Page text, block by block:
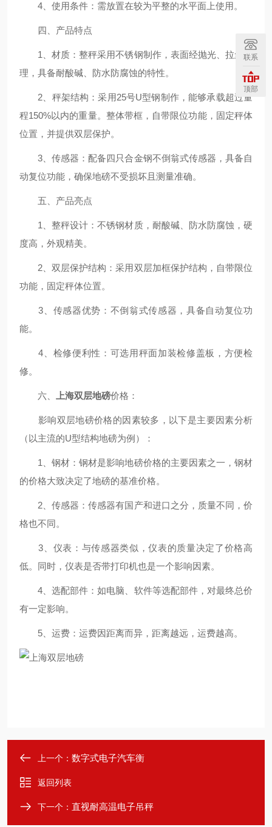
4、使用条件：需放置在较为平整的水平面上使用。
四、产品特点
1、材质：整秤采用不锈钢制作，表面经抛光、拉丝处
理，具备耐酸碱、防水防腐蚀的特性。
2、秤架结构：采用25号U型钢制作，能够承载超过量
程150%以内的重量。整体带框，自带限位功能，固定秤体
位置，并提供双层保护。
3、传感器：配备四只合金钢不倒翁式传感器，具备自
动复位功能，确保地磅不受损坏且测量准确。
五、产品亮点
1、整秤设计：不锈钢材质，耐酸碱、防水防腐蚀，硬
度高，外观精美。
2、双层保护结构：采用双层加框保护结构，自带限位
功能，固定秤体位置。
3、传感器优势：不倒翁式传感器，具备自动复位功
能。
4、检修便利性：可选用秤面加装检修盖板，方便检
修。
六、 上海双层地磅价格：
影响双层地磅价格的因素较多，以下是主要因素分析
（以主流的U型结构地磅为例）：
1、钢材：钢材是影响地磅价格的主要因素之一，钢材
的价格大致决定了地磅的基准价格。
2、传感器：传感器有国产和进口之分，质量不同，价
格也不同。
3、仪表：与传感器类似，仪表的质量决定了价格高
低。同时，仪表是否带打印机也是一个影响因素。
4、选配部件：如电脑、软件等选配部件，对最终总价
有一定影响。
5、运费：运费因距离而异，距离越远，运费越高。
上一个： 数字式电子汽车衡
返回列表
下一个： 直视耐高温电子吊秤
联系
顶部